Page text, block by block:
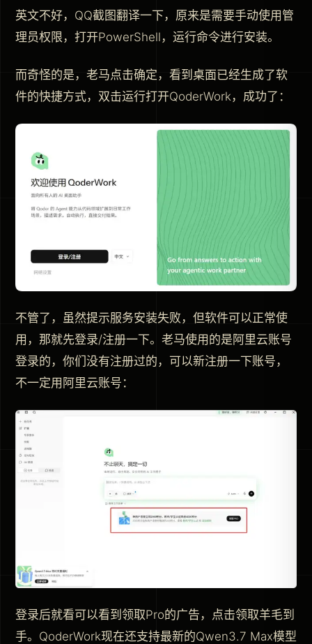
英文不好，QQ截图翻译一下，原来是需要手动使用管
理员权限，打开PowerShell，运行命令进行安装。
而奇怪的是，老马点击确定，看到桌面已经生成了软
件的快捷方式，双击运行打开QoderWork，成功了：
不管了，虽然提示服务安装失败，但软件可以正常使
用，那就先登录/注册一下。老马使用的是阿里云账号
登录的，你们没有注册过的，可以新注册一下账号，
不一定用阿里云账号：
登录后就看可以看到领取Pro的广告，点击领取羊毛到
手。QoderWork现在还支持最新的Qwen3.7 Max模型